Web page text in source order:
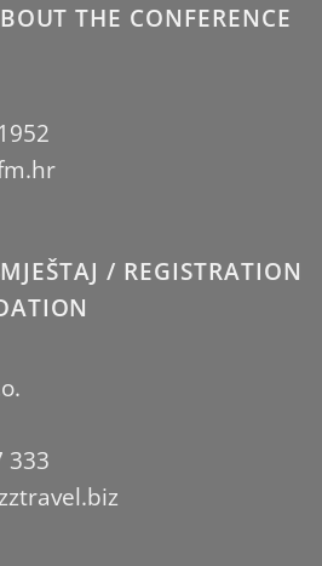
THE CONFERENCE
/ REGISTRATION
333